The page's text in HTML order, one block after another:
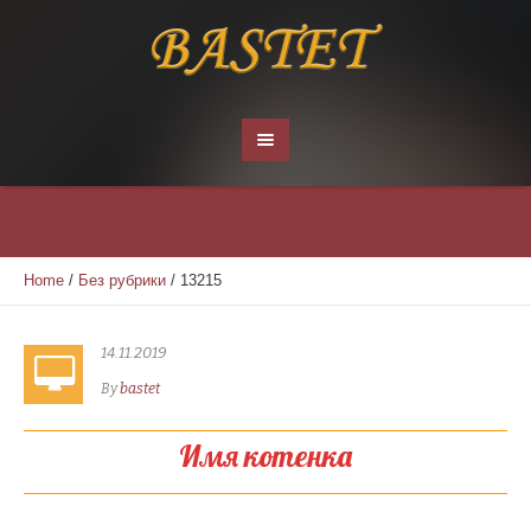
Home / Без рубрики / 13215
14.11.2019
Bybastet
Имя котенка